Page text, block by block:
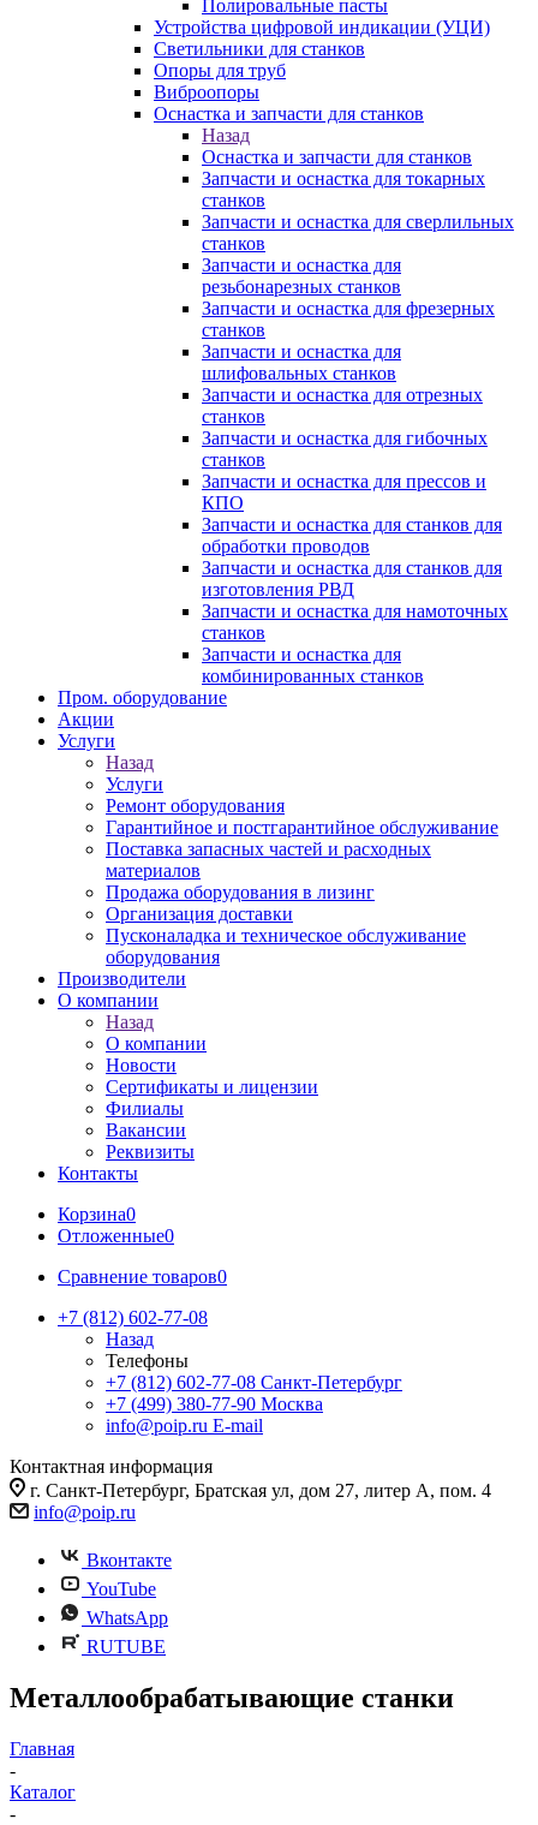
Полировальные пасты
Устройства цифровой индикации (УЦИ)
Светильники для станков
Опоры для труб
Виброопоры
Оснастка и запчасти для станков
Назад
Оснастка и запчасти для станков
Запчасти и оснастка для токарных
станков
Запчасти и оснастка для сверлильных
станков
Запчасти и оснастка для
резьбонарезных станков
Запчасти и оснастка для фрезерных
станков
Запчасти и оснастка для
шлифовальных станков
Запчасти и оснастка для отрезных
станков
Запчасти и оснастка для гибочных
станков
Запчасти и оснастка для прессов и
КПО
Запчасти и оснастка для станков для
обработки проводов
Запчасти и оснастка для станков для
изготовления РВД
Запчасти и оснастка для намоточных
станков
Запчасти и оснастка для
комбинированных станков
Пром. оборудование
Акции
Услуги
Назад
Услуги
Ремонт оборудования
Гарантийное и постгарантийное обслуживание
Поставка запасных частей и расходных
материалов
Продажа оборудования в лизинг
Организация доставки
Пусконаладка и техническое обслуживание
оборудования
Производители
О компании
Назад
О компании
Новости
Сертификаты и лицензии
Филиалы
Вакансии
Реквизиты
Контакты
Корзина0
Отложенные0
Сравнение товаров0
+7 (812) 602-77-08
Назад
Телефоны
+7 (812) 602-77-08 Санкт-Петербург
+7 (499) 380-77-90 Москва
info@poip.ru E-mail
Контактная информация
г. Санкт-Петербург, Братская ул, дом 27, литер А, пом. 4
info@poip.ru
Вконтакте
YouTube
WhatsApp
RUTUBE
Металлообрабатывающие станки
Главная
-
Каталог
-